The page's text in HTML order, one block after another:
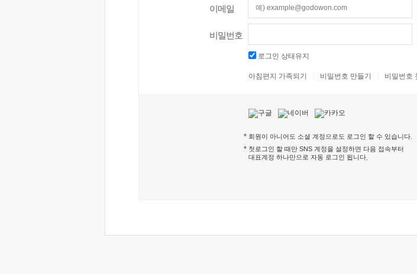
이메일
비밀번호
로그인 상태유지
아침편지 가족되기 비밀번호 만들기 비밀번호
회원이 아니어도 소셜 계정으로도 로그인 할 수 있습니다.
첫로그인 할 때만 SNS 계정을 설정하면 다음 접속부터
대표계정 하나만으로 자동 로그인 됩니다